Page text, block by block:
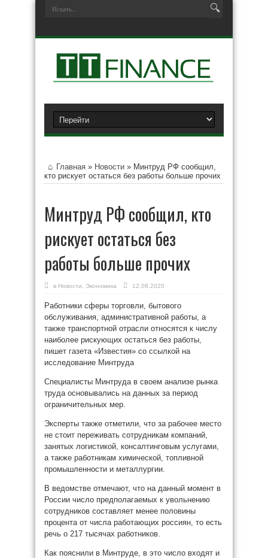
Главная » Новости » Минтруд РФ сообщил,
кто рискует остаться без работы больше прочих
Минтруд РФ сообщил, кто
рискует остаться без
работы больше прочих
в Новости Экономика 12.08.2020
Работники сферы торговли, бытового
обслуживания, административной работы, а
также транспортной отрасли относятся к числу
наиболее рискующих остаться без работы,
пишет газета «Известия» со ссылкой на
исследование Минтруда
Специалисты Минтруда в своем анализе рынка
труда основывались на данных за период
ограничительных мер.
Эксперты также отметили, что за рабочее место
не стоит переживать сотрудникам компаний,
занятых логистикой, консалтинговым услугами,
а также работникам химической, топливной
промышленности и металлургии.
В ведомстве отмечают, что на данный момент в
России число предполагаемых к увольнению
сотрудников составляет менее половины
процента от числа работающих россиян, то есть
речь о 217 тысячах работников.
Как пояснили в Минтруде, в это число входят и